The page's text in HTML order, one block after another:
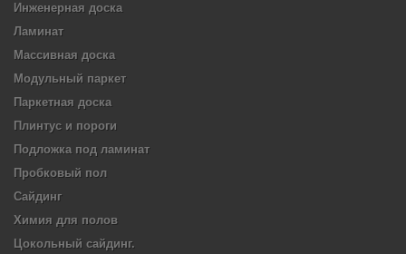
Инженерная доска
Ламинат
Массивная доска
Модульный паркет
Паркетная доска
Плинтус и пороги
Подложка под ламинат
Пробковый пол
Сайдинг
Химия для полов
Цокольный сайдинг.